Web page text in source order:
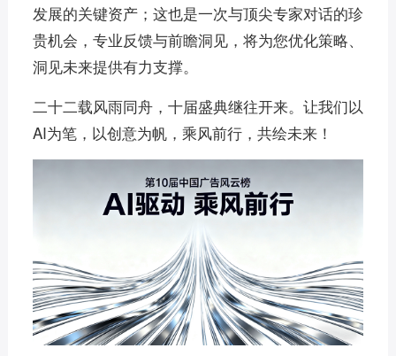
发展的关键资产；这也是一次与顶尖专家对话的珍
贵机会，专业反馈与前瞻洞见，将为您优化策略、
洞见未来提供有力支撑。
二十二载风雨同舟，十届盛典继往开来。让我们以
AI为笔，以创意为帆，乘风前行，共绘未来！